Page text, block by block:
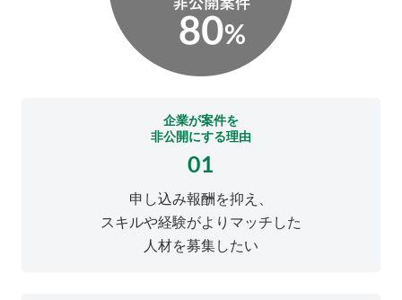
企業が案件を
非公開にする理由
01
申し込み報酬を抑え、
スキルや経験がよりマッチした
人材を募集したい